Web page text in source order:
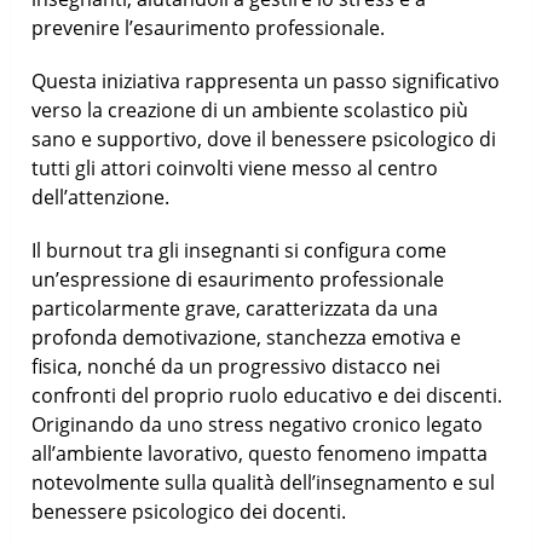
prevenire l’esaurimento professionale.
Questa iniziativa rappresenta un passo significativo
verso la creazione di un ambiente scolastico più
sano e supportivo, dove il benessere psicologico di
tutti gli attori coinvolti viene messo al centro
dell’attenzione.
Il burnout tra gli insegnanti si configura come
un’espressione di esaurimento professionale
particolarmente grave, caratterizzata da una
profonda demotivazione, stanchezza emotiva e
fisica, nonché da un progressivo distacco nei
confronti del proprio ruolo educativo e dei discenti.
Originando da uno stress negativo cronico legato
all’ambiente lavorativo, questo fenomeno impatta
notevolmente sulla qualità dell’insegnamento e sul
benessere psicologico dei docenti.